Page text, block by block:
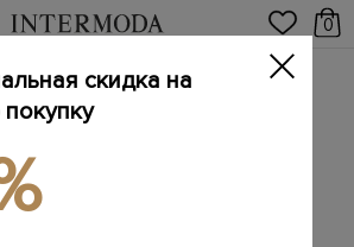
0
/ Одежда / Пляжная одежда
из быстросохнущей ткани с принтом
скидка на